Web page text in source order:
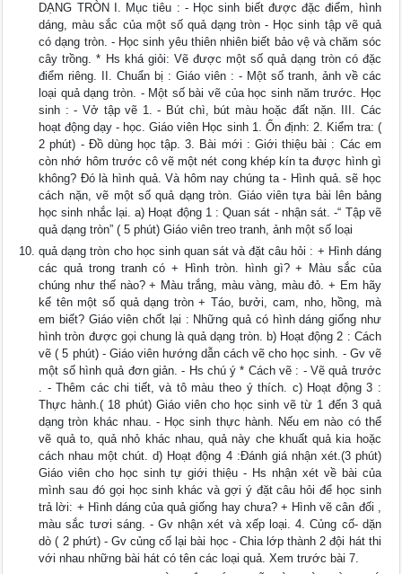
DẠNG TRÒN I. Mục tiêu : - Học sinh biết được đặc điểm, hình
dáng, màu sắc của một số quả dạng tròn - Học sinh tập vẽ quả
có dạng tròn. - Học sinh yêu thiên nhiên biết bảo vệ và chăm sóc
cây trồng. * Hs khá giỏi: Vẽ được một số quả dạng tròn có đặc
điểm riêng. II. Chuẩn bị : Giáo viên : - Một số tranh, ảnh về các
loại quả dạng tròn. - Một số bài vẽ của học sinh năm trước. Học
sinh : - Vở tập vẽ 1. - Bút chì, bút màu hoặc đất nặn. III. Các
hoạt động dạy - học. Giáo viên Học sinh 1. Ổn định: 2. Kiểm tra: (
2 phút) - Đồ dùng học tập. 3. Bài mới : Giới thiệu bài : Các em
còn nhớ hôm trước cô vẽ một nét cong khép kín ta được hình gì
không? Đó là hình quả. Và hôm nay chúng ta - Hình quả. sẽ học
cách nặn, vẽ một số quả dạng tròn. Giáo viên tựa bài lên bảng
học sinh nhắc lại. a) Hoạt động 1 : Quan sát - nhận sát. -“ Tập vẽ
quả dạng tròn” ( 5 phút) Giáo viên treo tranh, ảnh một số loại
quả dạng tròn cho học sinh quan sát và đặt câu hỏi : + Hình dáng
các quả trong tranh có + Hình tròn. hình gì? + Màu sắc của
chúng như thế nào? + Màu trắng, màu vàng, màu đỏ. + Em hãy
kể tên một số quả dạng tròn + Táo, bưởi, cam, nho, hồng, mà
em biết? Giáo viên chốt lại : Những quả có hình dáng giống như
hình tròn được gọi chung là quả dạng tròn. b) Hoạt động 2 : Cách
vẽ ( 5 phút) - Giáo viên hướng dẫn cách vẽ cho học sinh. - Gv vẽ
một số hình quả đơn giản. - Hs chú ý * Cách vẽ : - Vẽ quả trước
. - Thêm các chi tiết, và tô màu theo ý thích. c) Hoạt động 3 :
Thực hành.( 18 phút) Giáo viên cho học sinh vẽ từ 1 đến 3 quả
dạng tròn khác nhau. - Học sinh thực hành. Nếu em nào có thể
vẽ quả to, quả nhỏ khác nhau, quả này che khuất quả kia hoặc
cách nhau một chút. d) Hoạt động 4 :Đánh giá nhận xét.(3 phút)
Giáo viên cho học sinh tự giới thiệu - Hs nhận xét về bài của
mình sau đó gọi học sinh khác và gợi ý đặt câu hỏi để học sinh
trả lời: + Hình dáng của quả giống hay chưa? + Hình vẽ cân đối ,
màu sắc tươi sáng. - Gv nhận xét và xếp loại. 4. Củng cố- dặn
dò ( 2 phứt) - Gv củng cố lại bài học - Chia lớp thành 2 đội hát thi
với nhau những bài hát có tên các loại quả. Xem trước bài 7.